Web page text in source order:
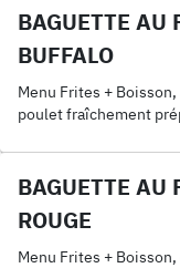
BAGUETTE AU
BUFFALO
Menu Frites +
poulet fraîchement
BAGUETTE AU
ROUGE
Menu Frites +